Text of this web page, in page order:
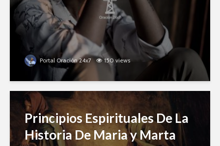
Portal Oración 24x7 150 views
Principios Espirituales De La
Historia De Maria y Marta